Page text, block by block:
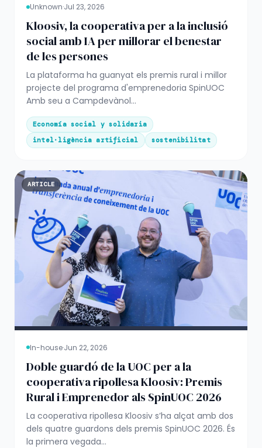
Unknown·Jul 23, 2026
Kloosiv, la cooperativa per a la inclusió
social amb IA per millorar el benestar
de les persones
La plataforma ha guanyat els premis rural i millor
projecte del programa d'emprenedoria SpinUOC
Amb seu a Campdevànol...
Economía social y solidaria
intel·ligència artificial
sostenibilitat
ARTICLE
In-house·Jun 22, 2026
Doble guardó de la UOC per a la
cooperativa ripollesa Kloosiv: Premis
Rural i Emprenedor als SpinUOC 2026
La cooperativa ripollesa Kloosiv s’ha alçat amb dos
dels quatre guardons dels premis SpinUOC 2026. És
la primera vegada...